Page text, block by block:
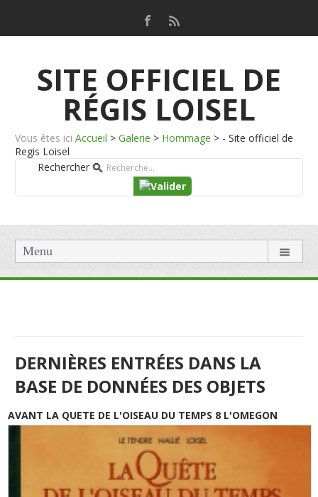
SITE OFFICIEL DE
RÉGIS LOISEL
Vous êtes ici Accueil > Galerie > Hommage > - Site officiel de
Regis Loisel
Rechercher
Menu
DERNIÈRES ENTRÉES DANS LA
BASE DE DONNÉES DES OBJETS
AVANT LA QUETE DE L'OISEAU DU TEMPS 8 L'OMEGON